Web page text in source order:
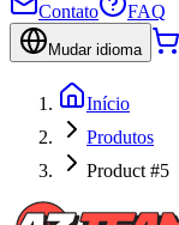
Contato
FAQ
Mudar idioma
Início
Produtos
Product #5